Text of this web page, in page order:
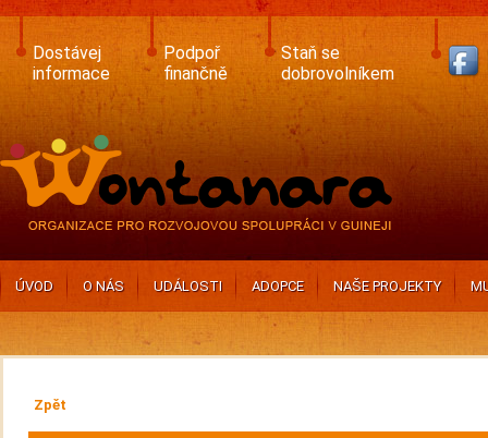
Skip
main
content
Dostávej
informace
Podpoř
finančně
Staň se
dobrovolníkem
ÚVOD O NÁS UDÁLOSTI ADOPCE NAŠE PROJEKTY
Zpět